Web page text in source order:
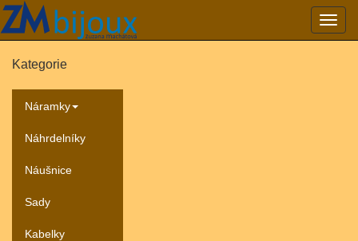
Kategorie
Náramky
Náhrdelníky
Náušnice
Sady
Kabelky